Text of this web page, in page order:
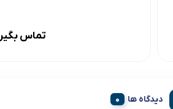
تماس
دیدگاه ها